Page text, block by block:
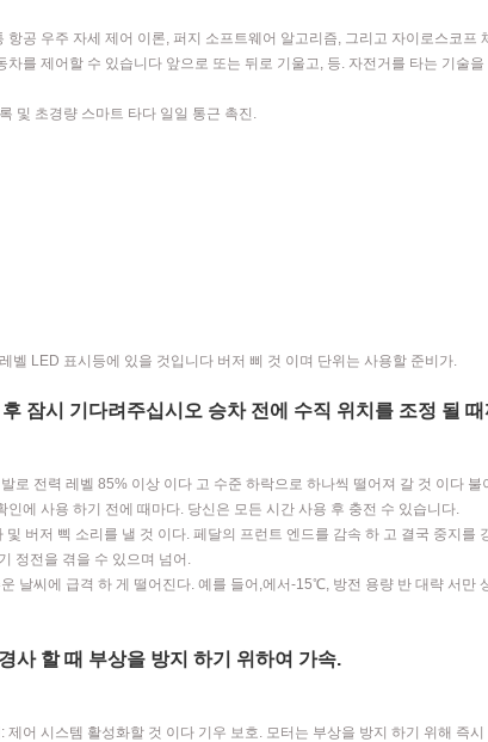
공 우주 자세 제어 이론, 퍼지 소프트웨어 알고리즘, 그리고 자이로스코프
를 제어할 수 있습니다 앞으로 또는 뒤로 기울고, 등. 자전거를 타는 기술
및 초경량 스마트 타다 일일 통근 촉진.
벨 LED 표시등에 있을 것입니다 버저 삐 것 이며 단위는 사용할 준비가.
잠시 기다려주십시오 승차 전에 수직 위치를 조정 될
로 전력 레벨 85% 이상 이다 고 수준 하락으로 하나씩 떨어져 갈 것 이다 불
에 사용 하기 전에 때마다. 당신은 모든 시간 사용 후 충전 수 있습니다.
버저 삑 소리를 낼 것 이다. 페달의 프런트 엔드를 감속 하 고 결국 중지를
정전을 겪을 수 있으며 넘어.
날씨에 급격 하 게 떨어진다. 예를 들어,에서-15℃, 방전 용량 반 대략 서만
사 할 때 부상을 방지 하기 위하여 가속.
어 시스템 활성화할 것 이다 기우 보호. 모터는 부상을 방지 하기 위해 즉시